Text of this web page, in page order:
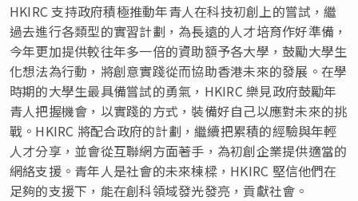
HKIRC 支持政府積極推動年青人在科技初創上的嘗試，繼
過去進行各類型的實習計劃，為長遠的人才培育作好準備，
今年更加提供較往年多一倍的資助額予各大學，鼓勵大學生
化想法為行動，將創意實踐從而協助香港未來的發展。在學
時期的大學生最具備嘗試的勇氣，HKIRC 樂見政府鼓勵年
青人把握機會，以實踐的方式，裝備好自己以應對未來的挑
戰。HKIRC 將配合政府的計劃，繼續把累積的經驗與年輕
人才分享，並會從互聯網方面著手，為初創企業提供適當的
網絡支援。青年人是社會的未來棟樑，HKIRC 堅信他們在
足夠的支援下，能在創科領域發光發亮，貢獻社會。